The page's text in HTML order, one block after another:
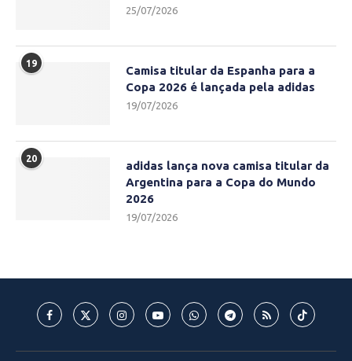
25/07/2026
19
Camisa titular da Espanha para a
Copa 2026 é lançada pela adidas
19/07/2026
20
adidas lança nova camisa titular da
Argentina para a Copa do Mundo
2026
19/07/2026